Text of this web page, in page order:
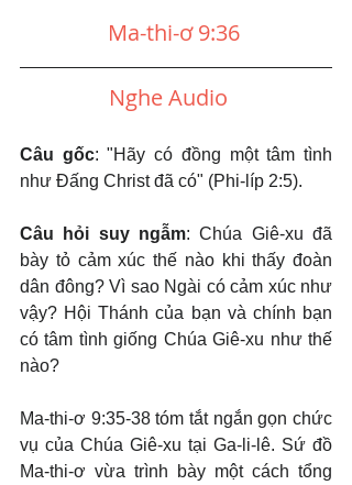
Ma-thi-ơ 9:36
Nghe Audio
Câu gốc: "Hãy có đồng một tâm tình
như Đấng Christ đã có" (Phi-líp 2:5).
Câu hỏi suy ngẫm: Chúa Giê-xu đã
bày tỏ cảm xúc thế nào khi thấy đoàn
dân đông? Vì sao Ngài có cảm xúc như
vậy? Hội Thánh của bạn và chính bạn
có tâm tình giống Chúa Giê-xu như thế
nào?
Ma-thi-ơ 9:35-38 tóm tắt ngắn gọn chức
vụ của Chúa Giê-xu tại Ga-li-lê. Sứ đồ
Ma-thi-ơ vừa trình bày một cách tổng